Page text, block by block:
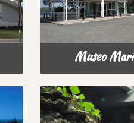
Museo